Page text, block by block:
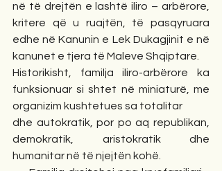
në të drejtën e lashtë iliro – arbërore,
kritere që u ruajtën, të pasqyruara
edhe në Kanunin e Lek Dukagjinit e në
kanunet e tjera të Maleve Shqiptare.
Historikisht, familja iliro-arbërore ka
funksionuar si shtet në miniaturë, me
organizim kushtetues sa totalitar
dhe autokratik, por po aq republikan,
demokratik, aristokratik dhe
humanitar në të njejtën kohë.